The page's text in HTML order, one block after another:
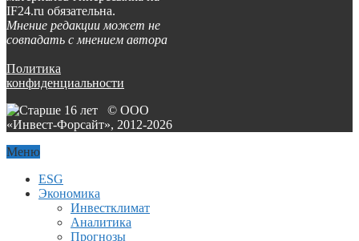
IF24.ru обязательна.
Мнение редакции может не
совпадать с мнением автора
Политика
конфиденциальности
© ООО
«Инвест-Форсайт», 2012-2026
Меню
ESG
Экономика
Инвестклимат
Аналитика
Прогнозы